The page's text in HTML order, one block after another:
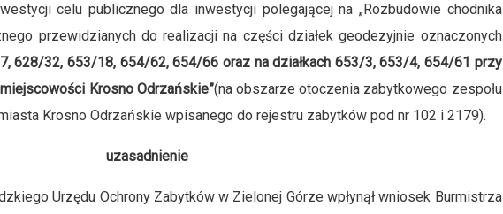
celu publicznego dla inwestycji polegającej na „Rozbudowie chodnika
przewidzianych do realizacji na części działek geodezyjnie oznaczonych
628/32, 653/18, 654/62, 654/66 oraz na działkach 653/3, 653/4, 654/61 przy
Krosno Odrzańskie”(na obszarze otoczenia zabytkowego zespołu
Krosno Odrzańskie wpisanego do rejestru zabytków pod nr 102 i 2179).
uzasadnienie
Urzędu Ochrony Zabytków w Zielonej Górze wpłynął wniosek Burmistrza